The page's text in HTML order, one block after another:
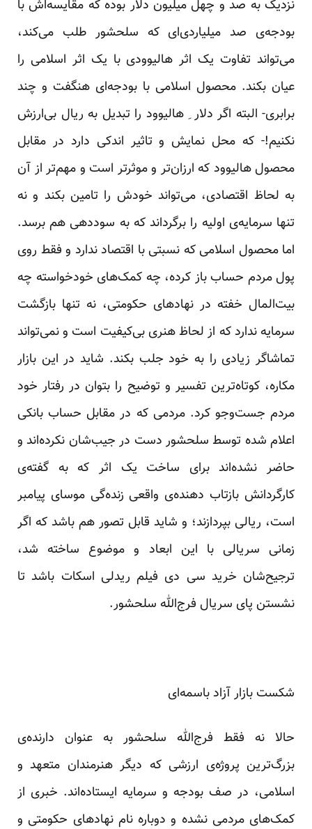
نزدیک به صد و چهل میلیون دلار بوده که مقایسه‌اش با
بودجه‌ی صد میلیاردی‌ای که سلحشور طلب می‌کند،
می‌تواند تفاوت یک اثر هالیوودی با یک اثر اسلامی را
عیان بکند. محصول اسلامی با بودجه‌ای هنگفت و چند
برابری- البته اگر دلار ِ هالیوود را تبدیل به ریال بی‌ارزش
نکنیم!- که محل نمایش و تاثیر اندکی دارد در مقابل
محصول هالیوود که ارزان‌تر و موثرتر است و مهم‌تر از آن
به لحاظ اقتصادی، می‌تواند خودش را تامین بکند و نه
تنها سرمایه‌ی اولیه را برگرداند که به سوددهی هم برسد.
اما محصول اسلامی که نسبتی با اقتصاد ندارد و فقط روی
پول مردم حساب باز کرده، چه کمک‌های خودخواسته چه
بیت‌المال خفته در نهادهای حکومتی، نه تنها بازگشت
سرمایه ندارد که از لحاظ هنری بی‌کیفیت است و نمی‌تواند
تماشاگر زیادی را به خود جلب بکند. شاید در این بازار
مکاره، کوتاه‌ترین تفسیر و توضیح را بتوان در رفتار خود
مردم جست‌وجو کرد. مردمی که در مقابل حساب بانکی
اعلام شده توسط سلحشور دست در جیب‌شان نکرده‌اند و
حاضر نشده‌اند برای ساخت یک اثر که به گفته‌ی
کارگردانش بازتاب دهنده‌ی واقعی زنده‌گی موسای پیامبر
است، ریالی بپردازند؛ و شاید قابل تصور هم باشد که اگر
زمانی سریالی با این ابعاد و موضوع ساخته شد،
ترجیح‌شان خرید سی دی فیلم ریدلی اسکات باشد تا
نشستن پای سریال فرج‌الله سلحشور.
شکست بازار آزاد باسمه‌ای
حالا نه فقط فرج‌الله سلحشور به عنوان دارنده‌ی
بزرگ‌ترین پروژه‌ی ارزشی که دیگر هنرمندان متعهد و
اسلامی، در صف بودجه و سرمایه ایستاده‌اند. خبری از
کمک‌های مردمی نشده و دوباره نام نهادهای حکومتی و